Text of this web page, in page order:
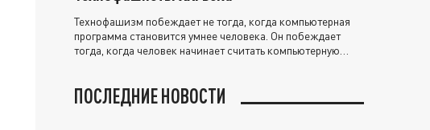
Технофашизм побеждает не тогда, когда компьютерная
программа становится умнее человека. Он побеждает
тогда, когда человек начинает считать компьютерную
ПОСЛЕДНИЕ НОВОСТИ